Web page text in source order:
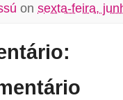
on sexta-feira,